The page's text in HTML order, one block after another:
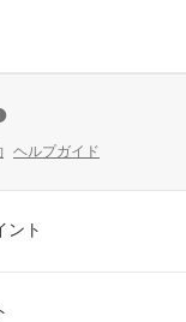
ヘルプガイド
ント